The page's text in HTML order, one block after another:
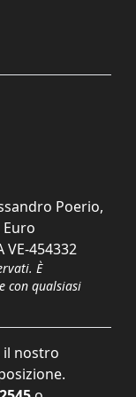
Poerio,
Euro
VE-454332
È
con qualsiasi
il nostro